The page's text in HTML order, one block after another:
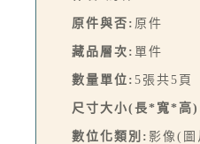
原件與否: 原件
藏品層次: 單件
數量單位: 5張共5頁
尺寸大小(長*寬*高
數位化類別: 影像(圖